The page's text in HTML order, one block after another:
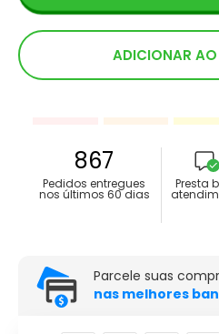
ADICIONAR
867
Pedidos entregues
nos últimos 60 dias
Presta
Parcele suas
nas melhores